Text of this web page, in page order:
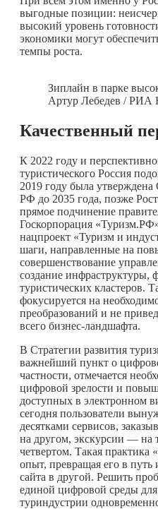
выгодные позиции:
высокий уровень
экономики могут
темпы роста.
Зиплайн в парке
Артур Лебедев / РИА
Качественный
К 2022 году и
туристического Россия
2019 году была утверждена
РФ до 2035 года, позже
прямое подчинение
Госкорпорация
нацпроект «Туризм и
шаги, направленные на
совершенствование
создание инфраструктуры,
туристических кластеров.
фокусируется на
преобразований и не
всего бизнес-ландшафта.
В Стратегии развития
важнейший пункт о
частности, отмечается
цифровой зрелости и
доступных в электронном
сегодня пользователи
десятками сервисов,
на другом, экскурсии — на
четвертом. Такая практика
опыт, превращая его в
сайта в другой. Решить
единой цифровой среды для
туриндустрии